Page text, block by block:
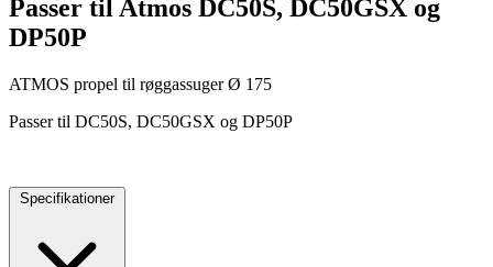
Passer til Atmos DC50S, DC50GSX og
DP50P
ATMOS propel til røggassuger Ø 175
Passer til DC50S, DC50GSX og DP50P
Specifikationer